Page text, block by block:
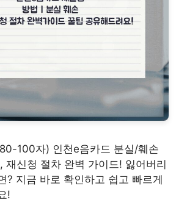
100자) 인천e음카드 분실/훼손
재신청 절차 완벽 가이드! 잃어버리
? 지금 바로 확인하고 쉽고 빠르게
!